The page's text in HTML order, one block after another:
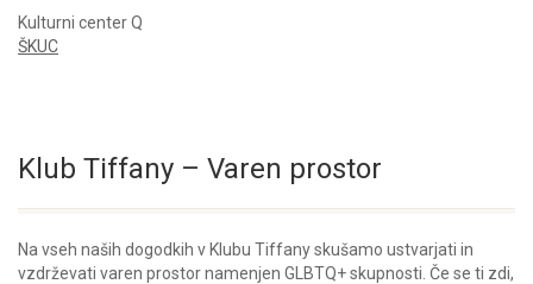
Kulturni center Q
ŠKUC
Klub Tiffany – Varen prostor
Na vseh naših dogodkih v Klubu Tiffany skušamo ustvarjati in
vzdrževati varen prostor namenjen GLBTQ+ skupnosti. Če se ti zdi,